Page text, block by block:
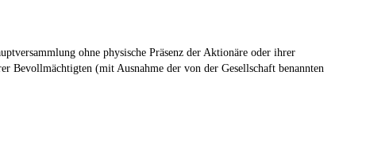
ohne physische Präsenz der Aktionäre oder ihrer
Bevollmächtigten (mit Ausnahme der von der Gesellschaft benannten